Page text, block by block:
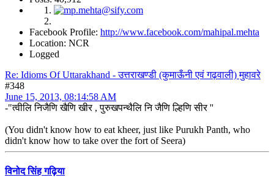
Facebook Profile: http://www.facebook.com/mahipal.mehta
Location: NCR
Logged
Re: Idioms Of Uttarakhand - उत्तराखण्डी (कुमाऊँनी एवं गढ़वाली) मुहावरे
#348
June 15, 2013, 08:14:58 AM
-"त्वीलि निजैणि खैणि खीर , पुरुखपन्थैलि नि जैणि ल्हिणि सीर ''
(You didn't know how to eat kheer, just like Purukh Panth, who
didn't know how to take over the fort of Seera)
विनोद सिंह गढ़िया